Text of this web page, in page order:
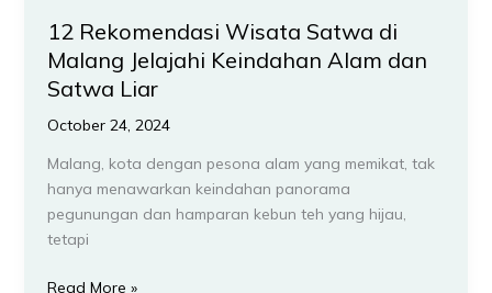
12 Rekomendasi Wisata Satwa di
Malang Jelajahi Keindahan Alam dan
Satwa Liar
October 24, 2024
Malang, kota dengan pesona alam yang memikat, tak
hanya menawarkan keindahan panorama
pegunungan dan hamparan kebun teh yang hijau,
tetapi
Read More »